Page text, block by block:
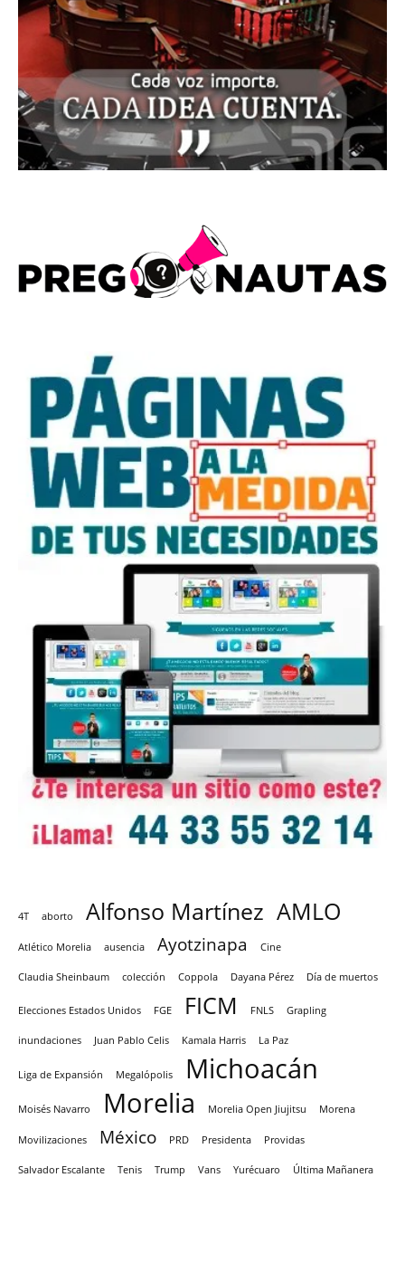
4T aborto Alfonso Martínez AMLO
Atlético Morelia ausencia Ayotzinapa Cine
Claudia Sheinbaum colección Coppola Dayana Pérez Día de muertos
Elecciones Estados Unidos FGE FICM FNLS Grapling
inundaciones Juan Pablo Celis Kamala Harris La Paz
Liga de Expansión Megalópolis Michoacán
Moisés Navarro Morelia Morelia Open Jiujitsu Morena
Movilizaciones México PRD Presidenta Providas
Salvador Escalante Tenis Trump Vans Yurécuaro Última Mañanera